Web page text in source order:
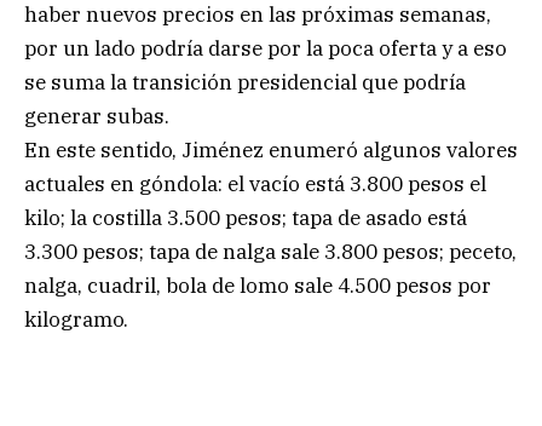
haber nuevos precios en las próximas semanas,
por un lado podría darse por la poca oferta y a eso
se suma la transición presidencial que podría
generar subas.
En este sentido, Jiménez enumeró algunos valores
actuales en góndola: el vacío está 3.800 pesos el
kilo; la costilla 3.500 pesos; tapa de asado está
3.300 pesos; tapa de nalga sale 3.800 pesos; peceto,
nalga, cuadril, bola de lomo sale 4.500 pesos por
kilogramo.